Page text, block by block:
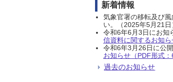
新着情報
気象官署の移転及び
い。（2025年5月21日
令和6年6月3日にお知
信資料に関するお知ら
令和6年3月26日に公
お知らせ（PDF形式：
過去のお知らせ